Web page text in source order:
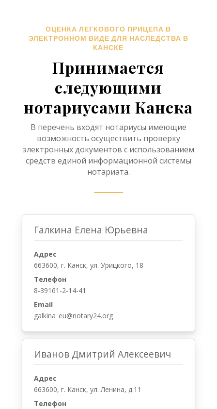
ОЦЕНКА ЛЕГКОВОГО ПРИЦЕПА В
ЭЛЕКТРОННОМ ВИДЕ ДЛЯ НАСЛЕДСТВА В
КАНСКЕ
Принимается
следующими
нотариусами Канска
В перечень входят нотариусы имеющие
возможность осуществить проверку
электронных документов с использованием
средств единой информационной системы
нотариата.
Галкина Елена Юрьевна
Адрес
663600, г. Канск, ул. Урицкого, 18
Телефон
8-39161-2-14-41
Email
galkina_eu@notary24.org
Иванов Дмитрий Алексеевич
Адрес
663600, г. Канск, ул. Ленина, д.11
Телефон